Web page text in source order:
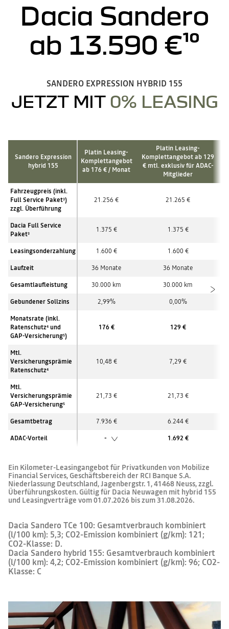
Dacia Sandero
ab 13.590 €¹⁰
SANDERO EXPRESSION HYBRID 155
JETZT MIT 0% LEASING
Sandero Expression
hybrid 155
Platin Leasing-
Komplettangebot
ab 176 € / Monat
Platin Leasing-
Komplettangebot ab 129
€ mtl. exklusiv für ADAC-
Mitglieder
Fahrzeugpreis (inkl.
Full Service Paket3)
zzgl. Überführung
21.256 € 21.265 €
Dacia Full Service
Paket3 1.375 € 1.375 €
Leasingsonderzahlung 1.600 € 1.600 €
Laufzeit 36 Monate 36 Monate
Gesamtlaufleistung 30.000 km 30.000 km
Gebundener Sollzins 2,99% 0,00%
Monatsrate (inkl.
Ratenschutz4 und
GAP-Versicherung5)
176 € 129 €
Mtl.
Versicherungsprämie
Ratenschutz4
10,48 € 7,29 €
Mtl.
Versicherungsprämie
GAP-Versicherung5
21,73 € 21,73 €
Gesamtbetrag 7.936 € 6.244 €
ADAC-Vorteil - 1.692 €
Ein Kilometer-Leasingangebot für Privatkunden von Mobilize
Financial Services, Geschäftsbereich der RCI Banque S.A.
Niederlassung Deutschland, Jagenbergstr. 1, 41468 Neuss, zzgl.
Überführungskosten. Gültig für Dacia Neuwagen mit hybrid 155
und Leasingverträge vom 01.07.2026 bis zum 31.08.2026.
Dacia Sandero TCe 100: Gesamtverbrauch kombiniert
(l/100 km): 5,3; CO2-Emission kombiniert (g/km): 121;
CO2-Klasse: D.
Dacia Sandero hybrid 155: Gesamtverbrauch kombiniert
(l/100 km): 4,2; CO2-Emission kombiniert (g/km): 96; CO2-
Klasse: C